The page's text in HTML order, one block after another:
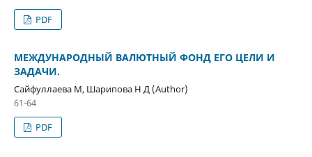
PDF
МЕЖДУНАРОДНЫЙ ВАЛЮТНЫЙ ФОНД ЕГО ЦЕЛИ И
ЗАДАЧИ.
Сайфуллаева М, Шарипова Н Д (Author)
61-64
PDF